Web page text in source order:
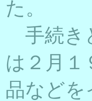
た。
手続き
は２月１
品など